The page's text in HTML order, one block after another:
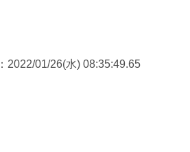
：2022/01/26(水) 08:35:49.65